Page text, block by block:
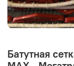
Батутная